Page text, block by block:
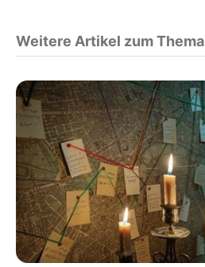
Weitere Artikel zum Thema